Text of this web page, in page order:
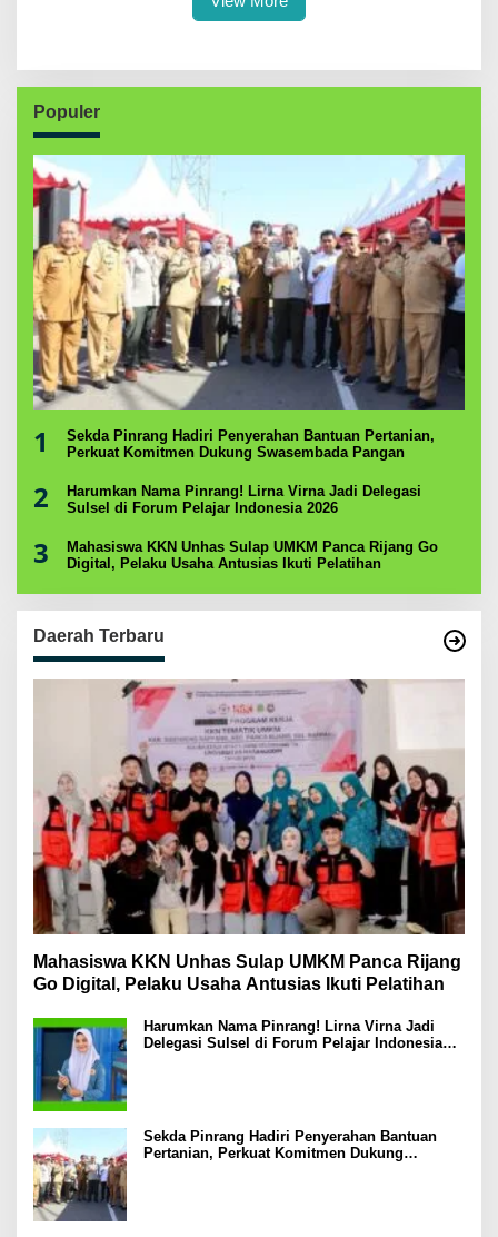
Populer
1
Sekda Pinrang Hadiri Penyerahan Bantuan Pertanian,
Perkuat Komitmen Dukung Swasembada Pangan
2
Harumkan Nama Pinrang! Lirna Virna Jadi Delegasi
Sulsel di Forum Pelajar Indonesia 2026
3
Mahasiswa KKN Unhas Sulap UMKM Panca Rijang Go
Digital, Pelaku Usaha Antusias Ikuti Pelatihan
Daerah Terbaru
Mahasiswa KKN Unhas Sulap UMKM Panca Rijang
Go Digital, Pelaku Usaha Antusias Ikuti Pelatihan
Harumkan Nama Pinrang! Lirna Virna Jadi
Delegasi Sulsel di Forum Pelajar Indonesia
Sekda Pinrang Hadiri Penyerahan Bantuan
Pertanian, Perkuat Komitmen Dukung